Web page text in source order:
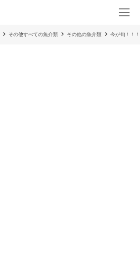
その他すべての魚介類 その他の魚介類 今が旬！！